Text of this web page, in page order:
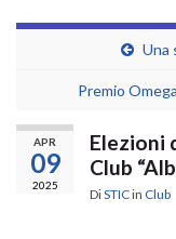
Una
Premio
APR
09
2025
Elezioni
Club
DiSTICin Club